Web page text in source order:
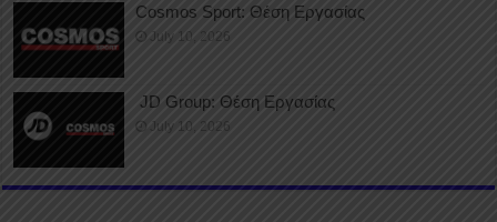
Cosmos Sport: Θέση Εργασίας
July 10, 2026
JD Group: Θέση Εργασίας
July 10, 2026